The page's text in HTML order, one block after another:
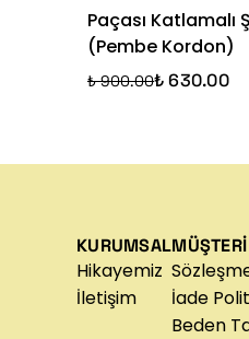
Paçası Katlamalı
(Pembe Kordon)
₺ 900.00₺ 630.00
KURUMSAL
Hikayemiz
İletişim
İade
Beden